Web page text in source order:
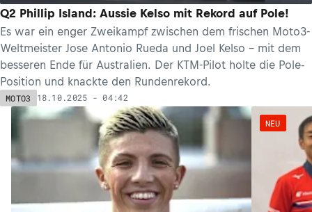
Q2 Phillip Island: Aussie Kelso mit Rekord auf Pole!
Es war ein enger Zweikampf zwischen dem frischen Moto3-
Weltmeister Jose Antonio Rueda und Joel Kelso – mit dem
besseren Ende für Australien. Der KTM-Pilot holte die Pole-
Position und knackte den Rundenrekord.
MOTO3 18.10.2025 - 04:42
NEU